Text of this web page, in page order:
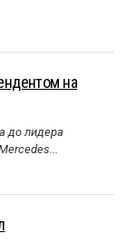
на
до лидера